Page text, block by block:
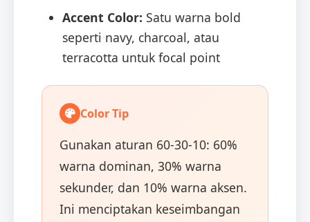
Accent Color: Satu warna bold
seperti navy, charcoal, atau
terracotta untuk focal point
Color Tip
Gunakan aturan 60-30-10: 60%
warna dominan, 30% warna
sekunder, dan 10% warna aksen.
Ini menciptakan keseimbangan